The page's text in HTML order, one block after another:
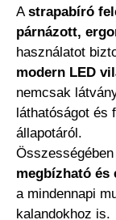
Astrapabíró
párnázott,
használatot
modern LED
nemcsak
láthatóságot és
állapotáról.
megbízható és
a mindennapi
kalandokhoz is.